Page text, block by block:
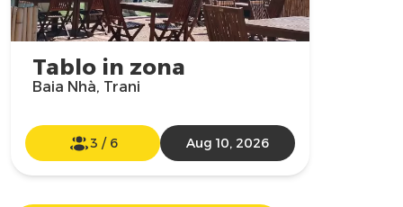
Tablo in zona
Baia Nhà, Trani
3 / 6 Aug 10, 2026